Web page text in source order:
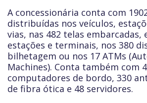
A concessionária conta com
distribuídas nos veículos,
vias, nas 482 telas embarcadas,
estações e terminais, nos 380
bilhetagem ou nos 17 ATMs
Machines). Conta também com
computadores de bordo, 330
de fibra ótica e 48 servidores.